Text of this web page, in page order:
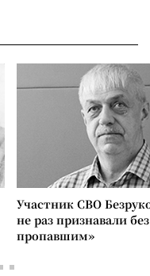
Участник СВО
не раз признавали
пропавшим»